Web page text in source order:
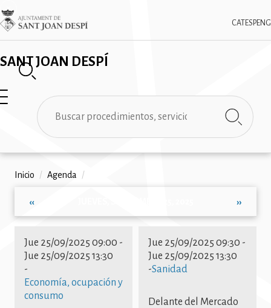
Pasar
al
contenido
SANT JOAN DESPÍ
CAT ESPENG
Imatge
✕
Buscar
Ruta
de
navegación
Inicio / Agenda /
Paginación
‹‹ ››
Jue 25/09/2025 09:00 -
Jue 25/09/2025 13:30
-
Economía, ocupación y
consumo
Jue 25/09/2025 09:30 -
Jue 25/09/2025 13:30
-Sanidad
Delante del Mercado